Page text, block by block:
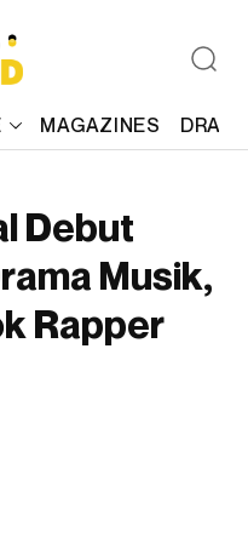
MAGAZINES
Debut
Musik,
Rapper